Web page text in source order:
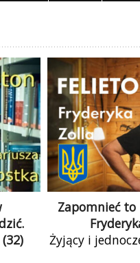
Zapomnieć to
Żyjący i